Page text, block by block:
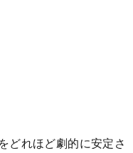
どれほど劇的に安定さ